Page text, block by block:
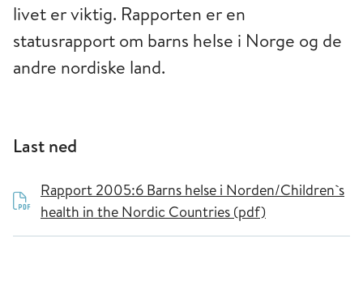
livet er viktig. Rapporten er en
statusrapport om barns helse i Norge og de
andre nordiske land.
Last ned
Rapport 2005:6 Barns helse i Norden/Children`s
health in the Nordic Countries (pdf)